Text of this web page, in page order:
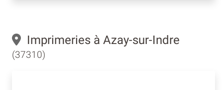
Imprimeries à Azay-sur-Indre
(37310)